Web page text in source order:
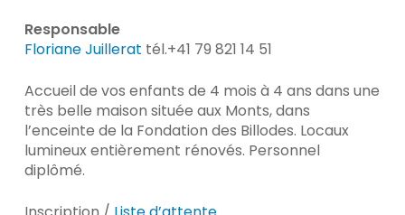
Responsable
Floriane Juillerat tél.+41 79 821 14 51
Accueil de vos enfants de 4 mois à 4 ans dans une
très belle maison située aux Monts, dans
l’enceinte de la Fondation des Billodes. Locaux
lumineux entièrement rénovés. Personnel
diplômé.